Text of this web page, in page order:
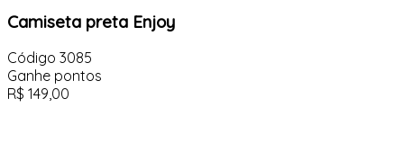
Camiseta preta Enjoy
Código 3085
Ganhe pontos
R$ 149,00